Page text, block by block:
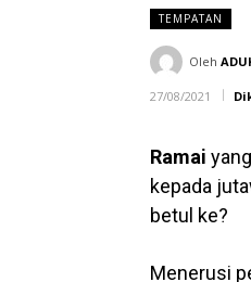
TEMPATAN
Oleh
27/08/2021
Ramai
kepada
betul ke?
Menerusi